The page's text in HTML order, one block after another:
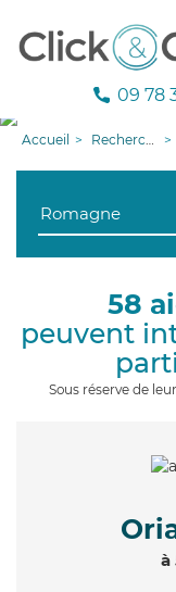
09 78
Accueil Recherche aide à domicile
58
peuvent
Sous réserve de
à